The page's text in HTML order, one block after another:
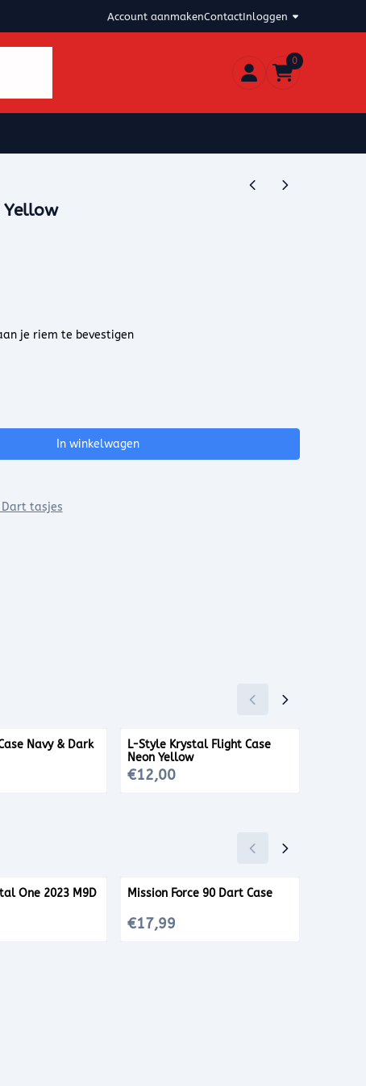
Account aanmakenContactInloggen
0
Yellow
je riem te bevestigen
In winkelwagen
Dart tasjes
Navy & Dark
L-Style Krystal Flight Case
Neon Yellow
Prijs: 12,00
€12,00
One 2023 M9D
Mission Force 90 Dart Case
Prijs: 17,99
€17,99